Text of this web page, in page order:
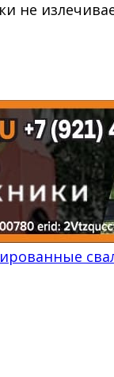
не